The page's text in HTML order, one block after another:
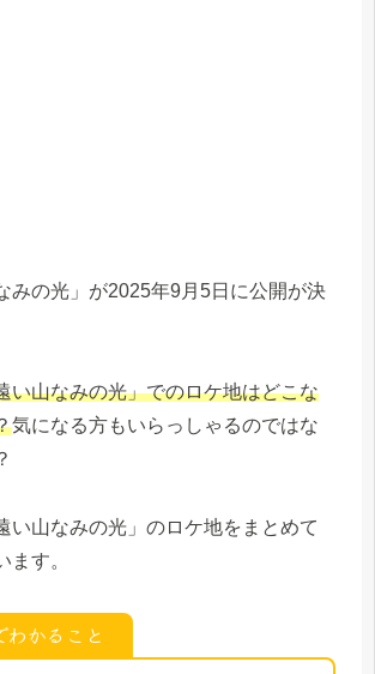
みの光」が2025年9月5日に公開が決
い山なみの光」でのロケ地はどこな
気になる方もいらっしゃるのではな
い山なみの光」のロケ地をまとめて
ます。
わかること